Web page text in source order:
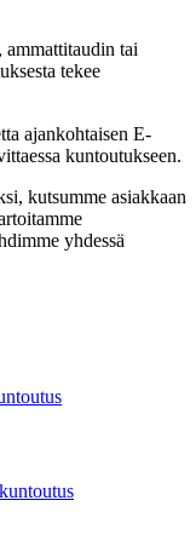
tai
tekee
ajankohtaisen E-
kuntoutukseen.
kutsumme asiakkaan
yhdessä